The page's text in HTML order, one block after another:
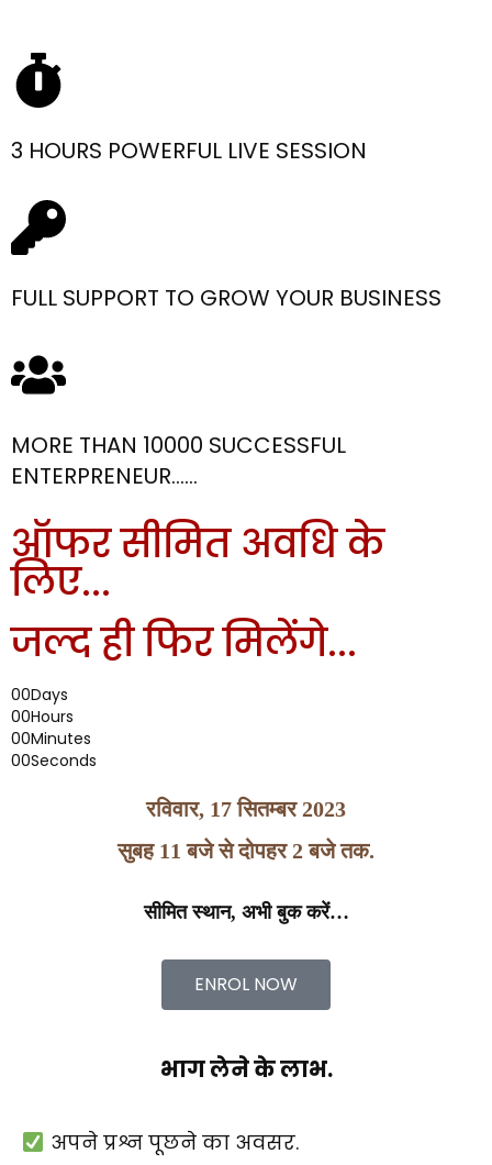
3 HOURS POWERFUL LIVE SESSION
FULL SUPPORT TO GROW YOUR BUSINESS
MORE THAN 10000 SUCCESSFUL
ENTERPRENEUR……
ऑफर सीमित अवधि के
लिए...
जल्द ही फिर मिलेंगे...
00Days
00Hours
00Minutes
00Seconds
रविवार, 17 सितम्बर 2023
सुबह 11 बजे से दोपहर 2 बजे तक.
सीमित स्थान, अभी बुक करें…
ENROL NOW
भाग लेने के लाभ.
अपने प्रश्न पूछने का अवसर.